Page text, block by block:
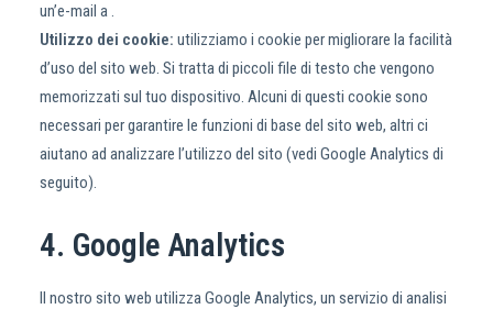
un’e-mail a .
Utilizzo dei cookie: utilizziamo i cookie per migliorare la facilità
d’uso del sito web. Si tratta di piccoli file di testo che vengono
memorizzati sul tuo dispositivo. Alcuni di questi cookie sono
necessari per garantire le funzioni di base del sito web, altri ci
aiutano ad analizzare l’utilizzo del sito (vedi Google Analytics di
seguito).
4. Google Analytics
Il nostro sito web utilizza Google Analytics, un servizio di analisi